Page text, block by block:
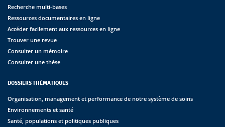
Recherche multi-bases
Ressources documentaires en ligne
Accéder facilement aux ressources en ligne
Trouver une revue
Consulter un mémoire
Consulter une thèse
DOSSIERS THÉMATIQUES
Organisation, management et performance de notre système de soins
Environnements et santé
Santé, populations et politiques publiques